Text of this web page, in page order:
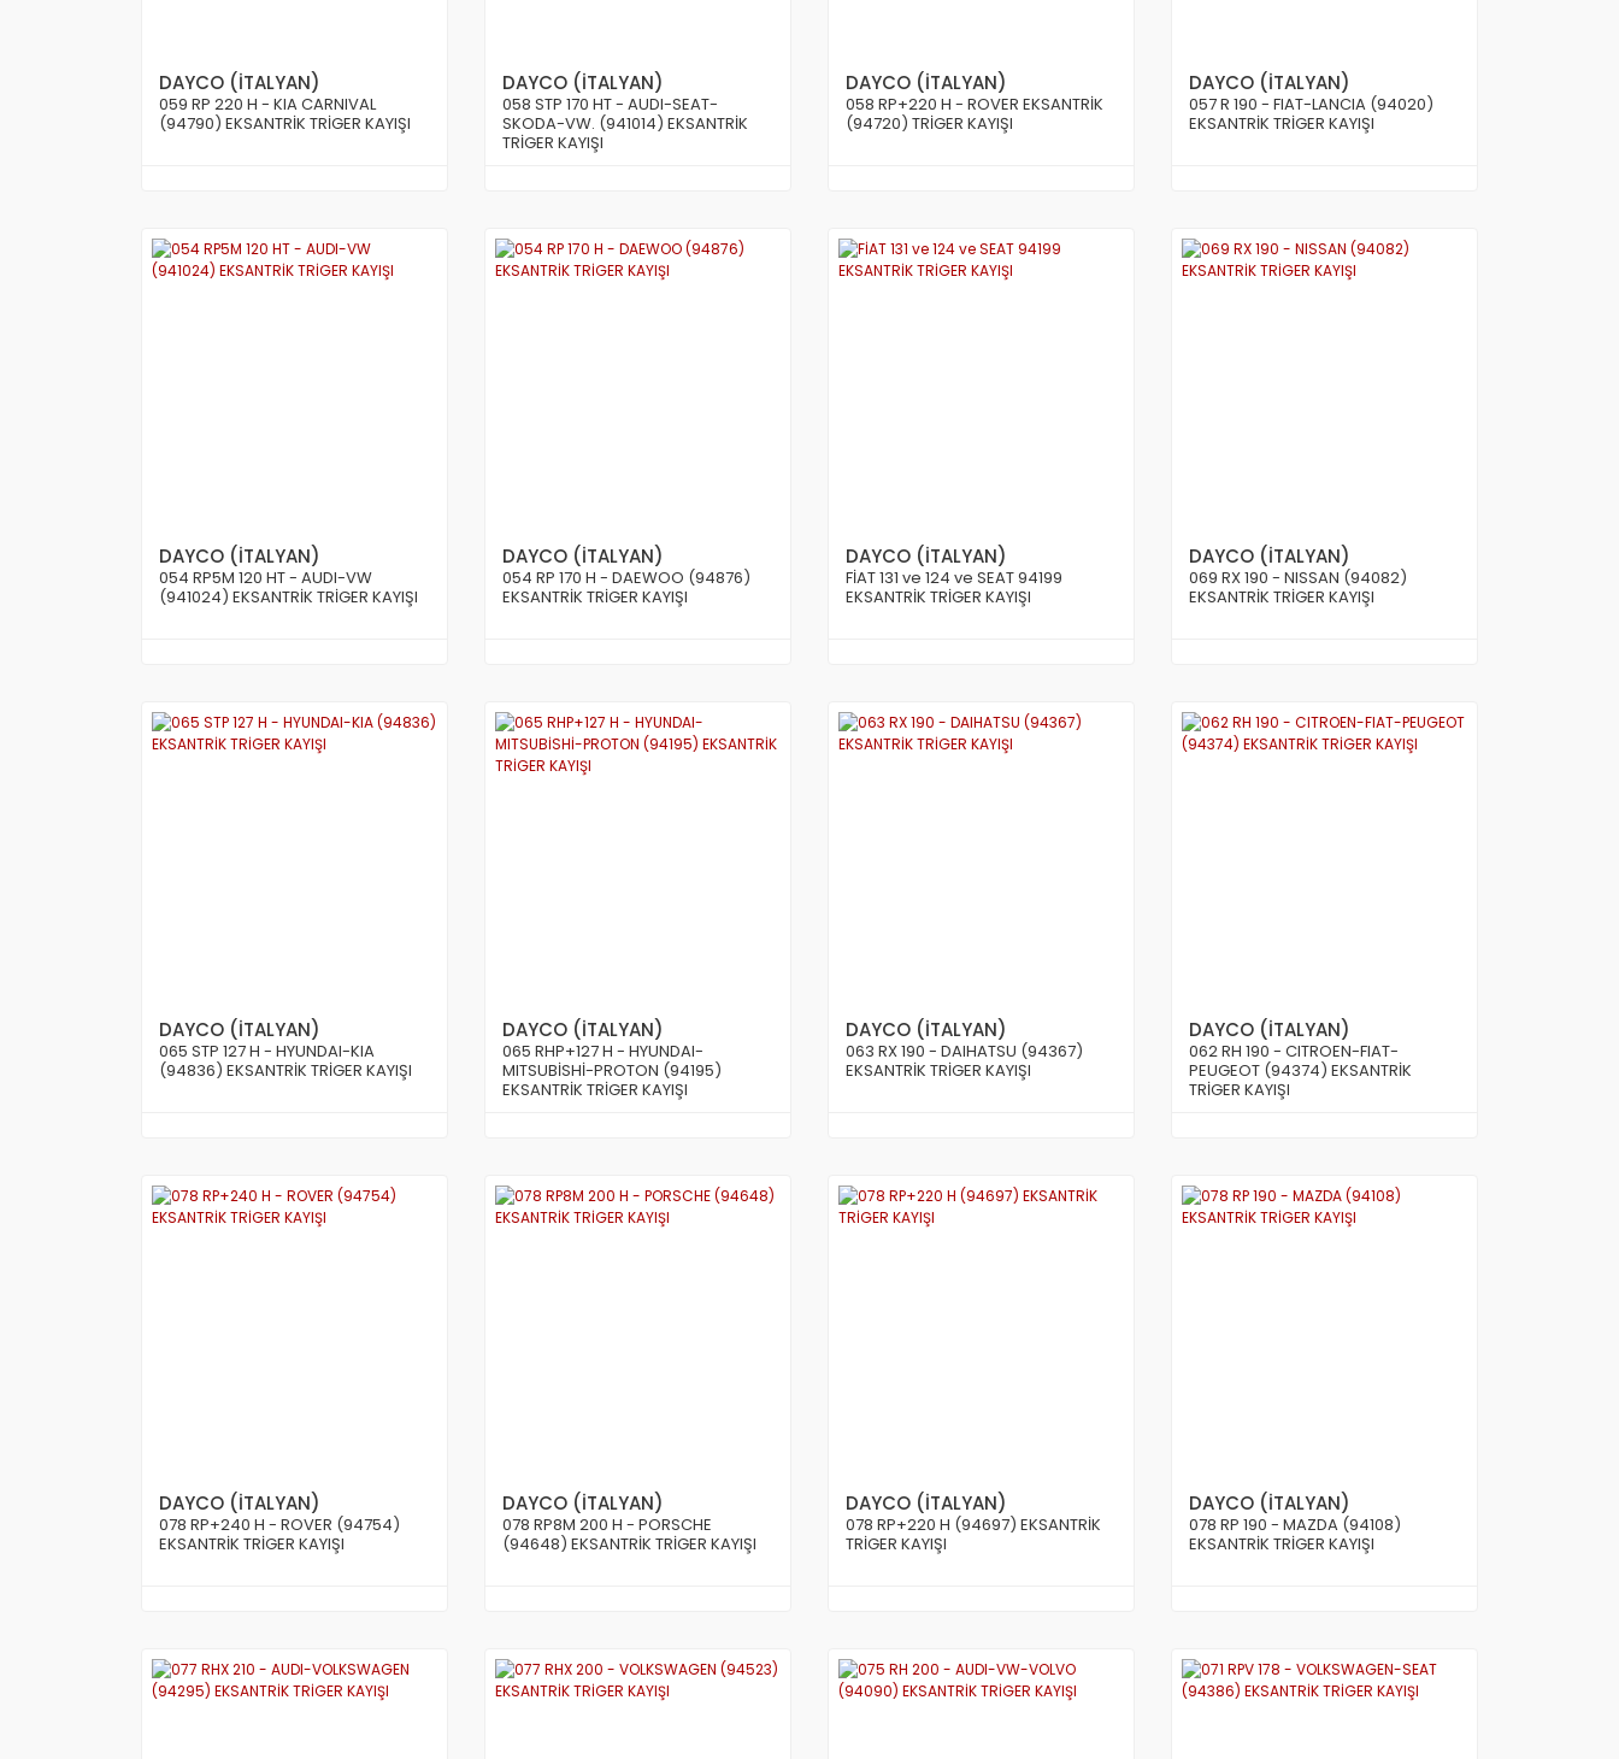
DAYCO (İTALYAN)
059 RP 220 H - KIA CARNIVAL
(94790) EKSANTRİK TRİGER KAYIŞI
DAYCO (İTALYAN)
058 STP 170 HT - AUDI-SEAT-
SKODA-VW. (941014) EKSANTRİK
TRİGER KAYIŞI
DAYCO (İTALYAN)
058 RP+220 H - ROVER EKSANTRİK
(94720) TRİGER KAYIŞI
DAYCO (İTALYAN)
057 R 190 - FIAT-LANCIA (94020)
EKSANTRİK TRİGER KAYIŞI
DAYCO (İTALYAN)
054 RP5M 120 HT - AUDI-VW
(941024) EKSANTRİK TRİGER KAYIŞI
DAYCO (İTALYAN)
054 RP 170 H - DAEWOO (94876)
EKSANTRİK TRİGER KAYIŞI
DAYCO (İTALYAN)
FİAT 131 ve 124 ve SEAT 94199
EKSANTRİK TRİGER KAYIŞI
DAYCO (İTALYAN)
069 RX 190 - NISSAN (94082)
EKSANTRİK TRİGER KAYIŞI
DAYCO (İTALYAN)
065 STP 127 H - HYUNDAI-KIA
(94836) EKSANTRİK TRİGER KAYIŞI
DAYCO (İTALYAN)
065 RHP+127 H - HYUNDAI-
MITSUBİSHİ-PROTON (94195)
EKSANTRİK TRİGER KAYIŞI
DAYCO (İTALYAN)
063 RX 190 - DAIHATSU (94367)
EKSANTRİK TRİGER KAYIŞI
DAYCO (İTALYAN)
062 RH 190 - CITROEN-FIAT-
PEUGEOT (94374) EKSANTRİK
TRİGER KAYIŞI
DAYCO (İTALYAN)
078 RP+240 H - ROVER (94754)
EKSANTRİK TRİGER KAYIŞI
DAYCO (İTALYAN)
078 RP8M 200 H - PORSCHE
(94648) EKSANTRİK TRİGER KAYIŞI
DAYCO (İTALYAN)
078 RP+220 H (94697) EKSANTRİK
TRİGER KAYIŞI
DAYCO (İTALYAN)
078 RP 190 - MAZDA (94108)
EKSANTRİK TRİGER KAYIŞI